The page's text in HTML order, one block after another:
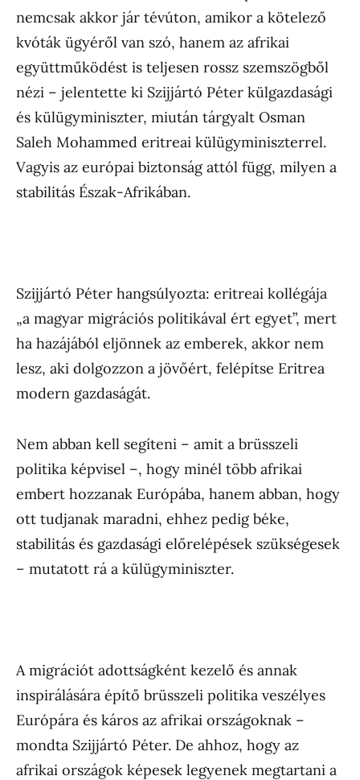
nemcsak akkor jár tévúton, amikor a kötelező
kvóták ügyéről van szó, hanem az afrikai
együttműködést is teljesen rossz szemszögből
nézi – jelentette ki Szijjártó Péter külgazdasági
és külügyminiszter, miután tárgyalt Osman
Saleh Mohammed eritreai külügyminiszterrel.
Vagyis az európai biztonság attól függ, milyen a
stabilitás Észak-Afrikában.
Szijjártó Péter hangsúlyozta: eritreai kollégája
„a magyar migrációs politikával ért egyet”, mert
ha hazájából eljönnek az emberek, akkor nem
lesz, aki dolgozzon a jövőért, felépítse Eritrea
modern gazdaságát.
Nem abban kell segíteni – amit a brüsszeli
politika képvisel –, hogy minél több afrikai
embert hozzanak Európába, hanem abban, hogy
ott tudjanak maradni, ehhez pedig béke,
stabilitás és gazdasági előrelépések szükségesek
– mutatott rá a külügyminiszter.
A migrációt adottságként kezelő és annak
inspirálására építő brüsszeli politika veszélyes
Európára és káros az afrikai országoknak –
mondta Szijjártó Péter. De ahhoz, hogy az
afrikai országok képesek legyenek megtartani a